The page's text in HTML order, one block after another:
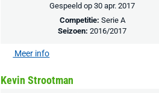
Gespeeld op 30 apr. 2017
Competitie: Serie A
Seizoen:2016/2017
Meer info
Kevin Strootman